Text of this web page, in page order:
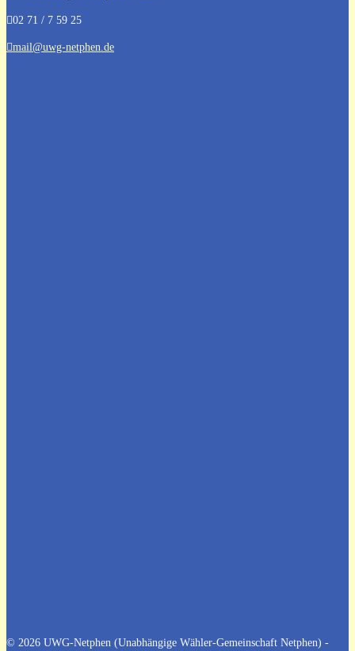
02 71 / 7 59 25
mail@uwg-netphen.de
© 2026 UWG-Netphen (Unabhängige Wähler-Gemeinschaft Netphen) -